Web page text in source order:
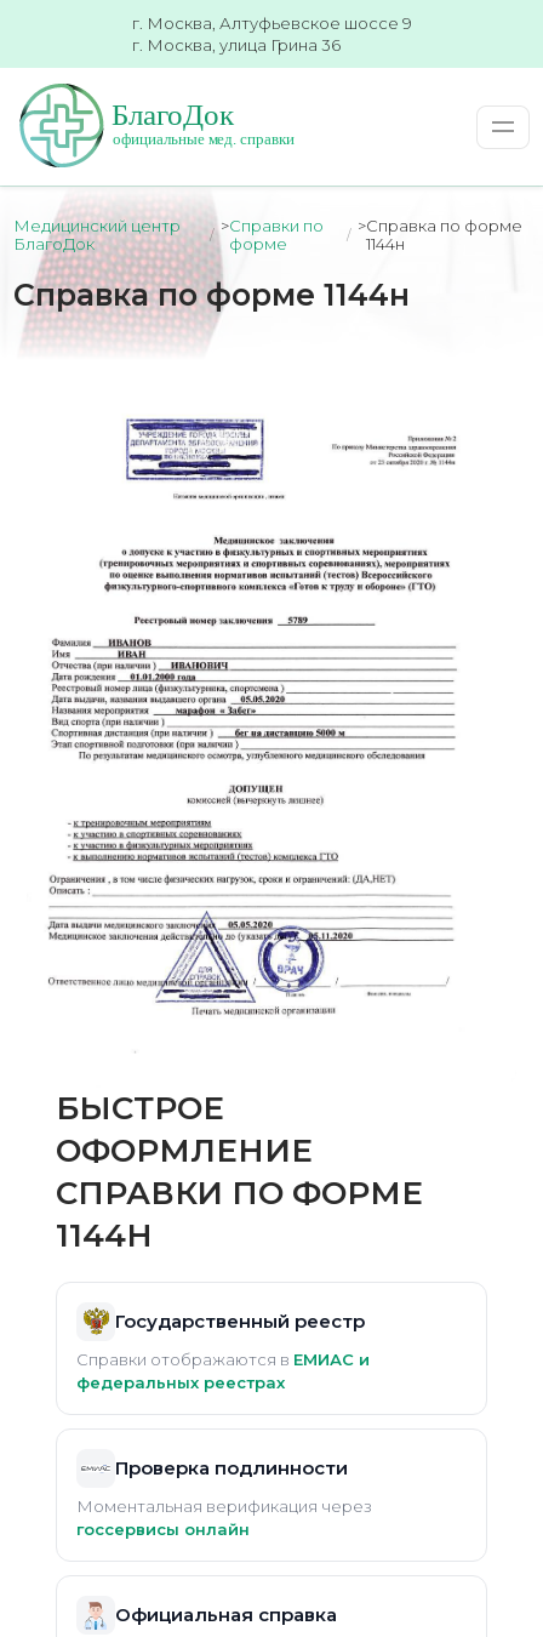
г. Москва, Алтуфьевское шоссе 9
г. Москва, улица Грина 36
Медицинский центр
БлагоДок
>Справки по
форме
>Справка по форме
1144н
Справка по форме 1144н
БЫСТРОЕ
ОФОРМЛЕНИЕ
СПРАВКИ ПО ФОРМЕ
1144Н
Государственный реестр
Справки отображаются в ЕМИАС и
федеральных реестрах
Проверка подлинности
Моментальная верификация через
госсервисы онлайн
Официальная справка